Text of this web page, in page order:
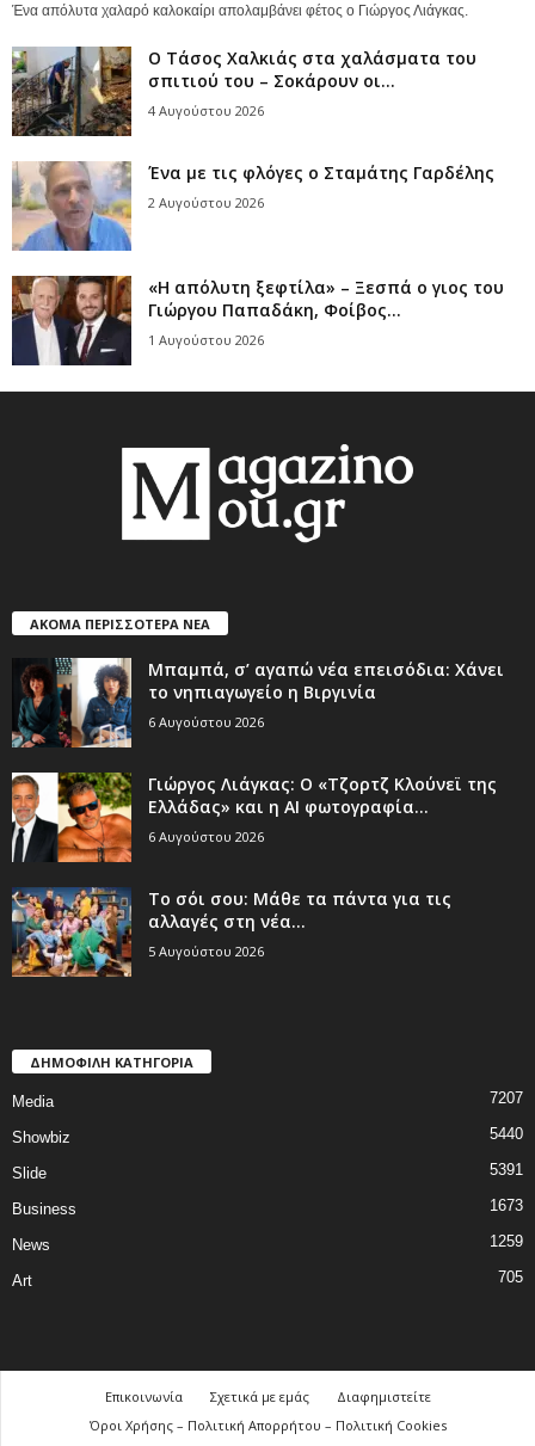
Ένα απόλυτα χαλαρό καλοκαίρι απολαμβάνει φέτος ο Γιώργος Λιάγκας.
Ο Τάσος Χαλκιάς στα χαλάσματα του
σπιτιού του – Σοκάρουν οι...
4 Αυγούστου 2026
Ένα με τις φλόγες ο Σταμάτης Γαρδέλης
2 Αυγούστου 2026
«Η απόλυτη ξεφτίλα» – Ξεσπά ο γιος του
Γιώργου Παπαδάκη, Φοίβος...
1 Αυγούστου 2026
ΑΚΟΜΑ ΠΕΡΙΣΣΟΤΕΡΑ ΝΕΑ
Μπαμπά, σ’ αγαπώ νέα επεισόδια: Χάνει
το νηπιαγωγείο η Βιργινία
6 Αυγούστου 2026
Γιώργος Λιάγκας: Ο «Τζορτζ Κλούνεϊ της
Ελλάδας» και η AI φωτογραφία...
6 Αυγούστου 2026
Το σόι σου: Μάθε τα πάντα για τις
αλλαγές στη νέα...
5 Αυγούστου 2026
ΔΗΜΟΦΙΛΗ ΚΑΤΗΓΟΡΙΑ
Media 7207
Showbiz 5440
Slide 5391
Business 1673
News 1259
Art 705
Επικοινωνία Σχετικά με εμάς
Διαφημιστείτε
Όροι Χρήσης – Πολιτική Απορρήτου – Πολιτική Cookies